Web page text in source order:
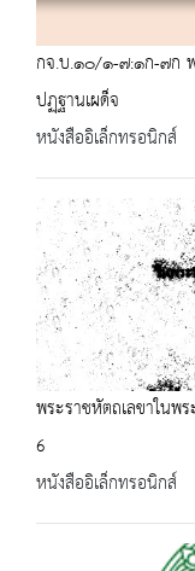
กจ.บ.๑๐/๑-๗:๑ก-๗ก
ปฏฺฐานเผด็จ
หนังสืออิเล็กทรอนิกส์
พระราชหัตถเลขาในพ
6
หนังสืออิเล็กทรอนิกส์